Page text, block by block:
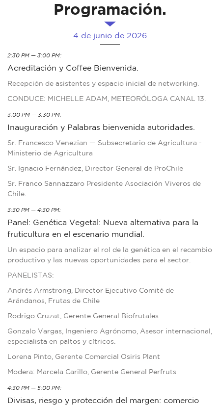
Programación.
4 de junio de 2026
2:30 PM — 3:00 PM:
Acreditación y Coffee Bienvenida.
Recepción de asistentes y espacio inicial de networking.
CONDUCE: MICHELLE ADAM, METEORÓLOGA CANAL 13.
3:00 PM — 3:30 PM:
Inauguración y Palabras bienvenida autoridades.
Sr. Francesco Venezian — Subsecretario de Agricultura -
Ministerio de Agricultura
Sr. Ignacio Fernández, Director General de ProChile
Sr. Franco Sannazzaro Presidente Asociación Viveros de
Chile.
3:30 PM — 4:30 PM:
Panel: Genética Vegetal: Nueva alternativa para la
fruticultura en el escenario mundial.
Un espacio para analizar el rol de la genética en el recambio
productivo y las nuevas oportunidades para el sector.
PANELISTAS:
Andrés Armstrong, Director Ejecutivo Comité de
Arándanos, Frutas de Chile
Rodrigo Cruzat, Gerente General Biofrutales
Gonzalo Vargas, Ingeniero Agrónomo, Asesor internacional,
especialista en paltos y cítricos.
Lorena Pinto, Gerente Comercial Osiris Plant
Modera: Marcela Carillo, Gerente General Perfruts
4:30 PM — 5:00 PM:
Divisas, riesgo y protección del margen: comercio